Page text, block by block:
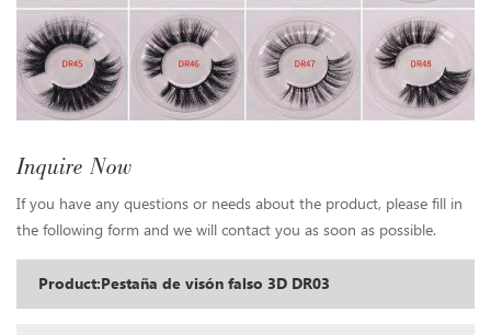
Inquire Now
If you have any questions or needs about the product, please fill in
the following form and we will contact you as soon as possible.